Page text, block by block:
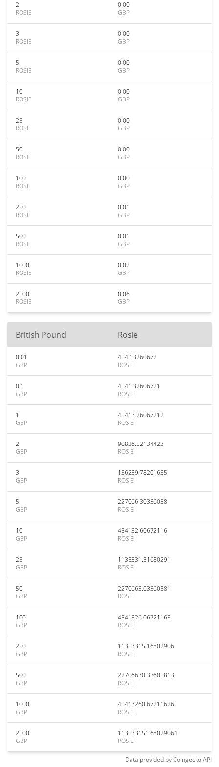
2
ROSIE
0.00
GBP
3
ROSIE
0.00
GBP
5
ROSIE
0.00
GBP
10
ROSIE
0.00
GBP
25
ROSIE
0.00
GBP
50
ROSIE
0.00
GBP
100
ROSIE
0.00
GBP
250
ROSIE
0.01
GBP
500
ROSIE
0.01
GBP
1000
ROSIE
0.02
GBP
2500
ROSIE
0.06
GBP
British Pound Rosie
0.01
GBP
454.13260672
ROSIE
0.1
GBP
4541.32606721
ROSIE
1
GBP
45413.26067212
ROSIE
2
GBP
90826.52134423
ROSIE
3
GBP
136239.78201635
ROSIE
5
GBP
227066.30336058
ROSIE
10
GBP
454132.60672116
ROSIE
25
GBP
1135331.51680291
ROSIE
50
GBP
2270663.03360581
ROSIE
100
GBP
4541326.06721163
ROSIE
250
GBP
11353315.16802906
ROSIE
500
GBP
22706630.33605813
ROSIE
1000
GBP
45413260.67211626
ROSIE
2500
GBP
113533151.68029064
ROSIE
Data provided byCoingeckoAPI